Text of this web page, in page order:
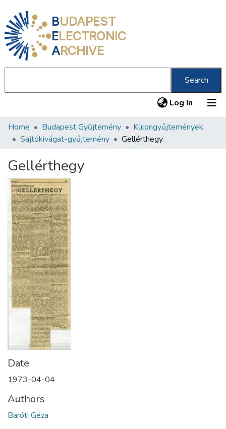
BUDAPEST
ELECTRONIC
ARCHIVE
Search
Log In (current)
Communities & Collections
Statistics
About us
Home Budapest Gyűjtemény
Különgyűjtemények
Sajtókivágat-gyűjtemény
Gellérthegy
Gellérthegy
Date
1973-04-04
Authors
Baróti Géza